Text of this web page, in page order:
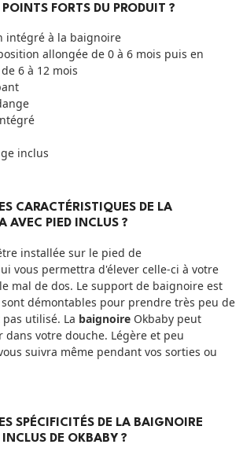
FORTS DU PRODUIT ?
intégré à la baignoire
allongée de 0 à 6 mois puis en
6 à 12 mois
inclus
CARACTÉRISTIQUES DE LA
AVEC PIED INCLUS ?
installée sur le pied de
vous permettra d'élever celle-ci à votre
mal de dos. Le support de baignoire est
démontables pour prendre très peu de
utilisé. La baignoire Okbaby peut
votre douche. Légère et peu
suivra même pendant vos sorties ou
SPÉCIFICITÉS DE LA BAIGNOIRE
INCLUS DE OKBABY ?